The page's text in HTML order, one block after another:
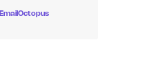
EmailOctopus